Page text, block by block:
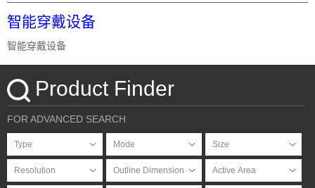
智能穿戴设备
智能穿戴设备
Product Finder
FOR ADVANCED SEARCH